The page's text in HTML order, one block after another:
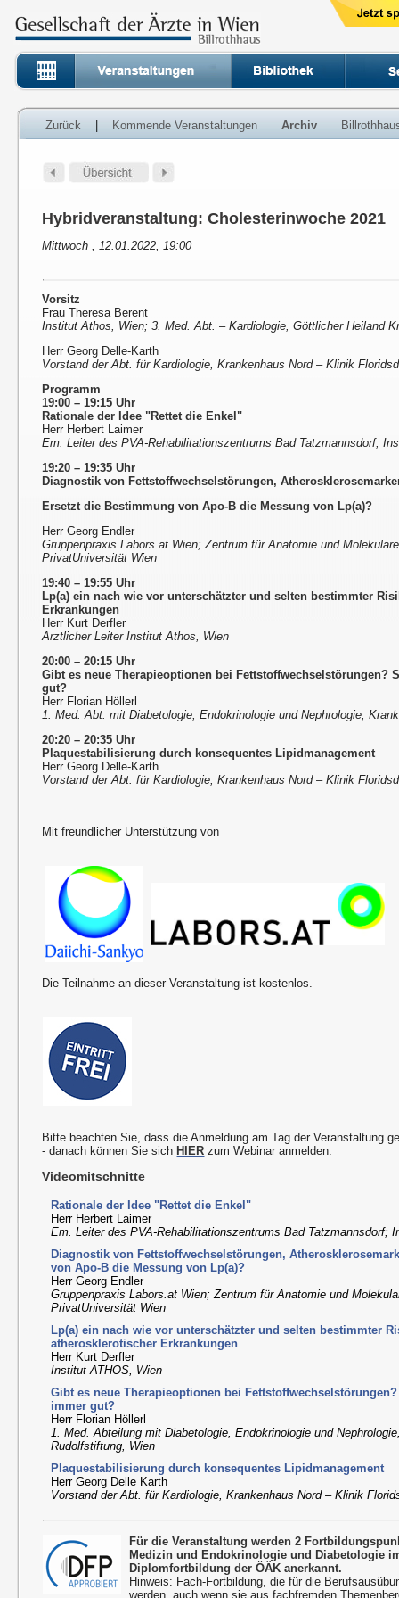
Zurück Kommende Veranstaltungen Archiv
Hybridveranstaltung: Cholesterinwoche 2021
Mittwoch , 12.01.2022, 19:00
Vorsitz
Frau Theresa Berent
Institut Athos, Wien; 3. Med. Abt. – Kardiologie, Göttlicher Heiland
Herr Georg Delle-Karth
Vorstand der Abt. für Kardiologie, Krankenhaus Nord – Klinik
Programm
19:00 – 19:15 Uhr
Rationale der Idee "Rettet die Enkel"
Herr Herbert Laimer
Em. Leiter des PVA-Rehabilitationszentrums Bad Tatzmannsdorf;
19:20 – 19:35 Uhr
Diagnostik von Fettstoffwechselstörungen,
Ersetzt die Bestimmung von Apo-B die Messung von Lp(a)?
Herr Georg Endler
Gruppenpraxis Labors.at Wien; Zentrum für Anatomie und
PrivatUniversität Wien
19:40 – 19:55 Uhr
Lp(a) ein nach wie vor unterschätzter und selten bestimmter
Erkrankungen
Herr Kurt Derfler
Ärztlicher Leiter Institut Athos, Wien
20:00 – 20:15 Uhr
Gibt es neue Therapieoptionen bei Fettstoffwechselstörungen?
gut?
Herr Florian Höllerl
1. Med. Abt. mit Diabetologie, Endokrinologie und Nephrologie,
20:20 – 20:35 Uhr
Plaquestabilisierung durch konsequentes Lipidmanagement
Herr Georg Delle-Karth
Vorstand der Abt. für Kardiologie, Krankenhaus Nord – Klinik
Mit freundlicher Unterstützung von
Die Teilnahme an dieser Veranstaltung ist kostenlos.
Bitte beachten Sie, dass die Anmeldung am Tag der Veranstaltung
- danach können Sie sich HIER zum Webinar anmelden.
Videomitschnitte
Rationale der Idee "Rettet die Enkel"
Herr Herbert Laimer
Em. Leiter des PVA-Rehabilitationszentrums Bad Tatzmannsdorf;
Diagnostik von Fettstoffwechselstörungen,
von Apo-B die Messung von Lp(a)?
Herr Georg Endler
Gruppenpraxis Labors.at Wien; Zentrum für Anatomie und
PrivatUniversität Wien
Lp(a) ein nach wie vor unterschätzter und selten bestimmter
atherosklerotischer Erkrankungen
Herr Kurt Derfler
Institut ATHOS, Wien
Gibt es neue Therapieoptionen bei
immer gut?
Herr Florian Höllerl
1. Med. Abteilung mit Diabetologie, Endokrinologie und
Rudolfstiftung, Wien
Plaquestabilisierung durch konsequentes Lipidmanagement
Herr Georg Delle Karth
Vorstand der Abt. für Kardiologie, Krankenhaus Nord – Klinik
Für die Veranstaltung werden 2
Medizin und Endokrinologie und Diabetologie
Diplomfortbildung der ÖÄK anerkannt.
Hinweis: Fach-Fortbildung, die für die
werden, auch wenn sie aus fachfremden